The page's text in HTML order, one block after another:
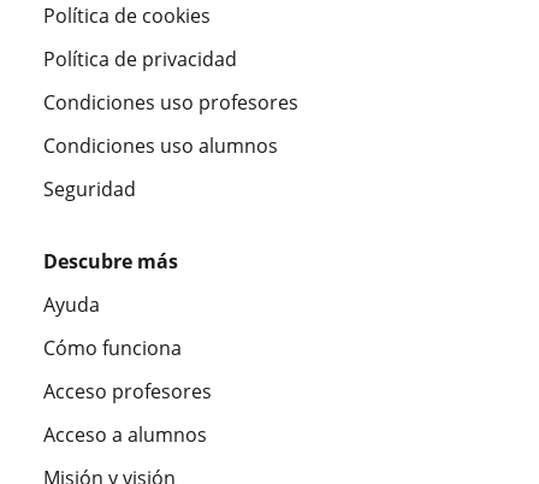
Política de cookies
Política de privacidad
Condiciones uso profesores
Condiciones uso alumnos
Seguridad
Descubre más
Ayuda
Cómo funciona
Acceso profesores
Acceso a alumnos
Misión y visión